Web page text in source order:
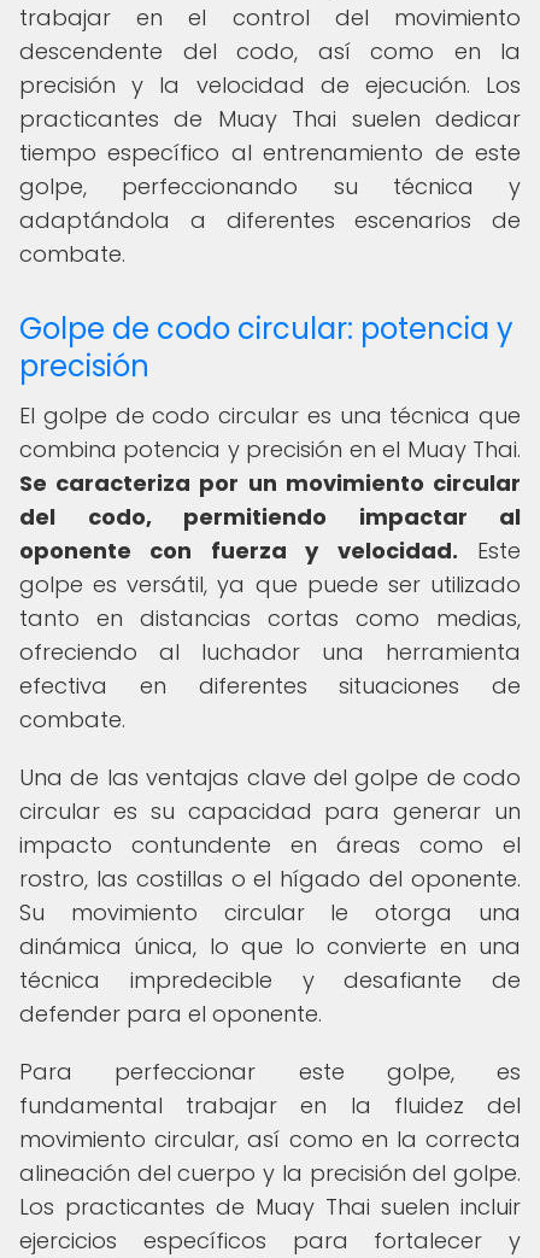
trabajar en el control del movimiento
descendente del codo, así como en la
precisión y la velocidad de ejecución. Los
practicantes de Muay Thai suelen dedicar
tiempo específico al entrenamiento de este
golpe, perfeccionando su técnica y
adaptándola a diferentes escenarios de
combate.
Golpe de codo circular: potencia y
precisión
El golpe de codo circular es una técnica que
combina potencia y precisión en el Muay Thai.
Se caracteriza por un movimiento circular
del codo, permitiendo impactar al
oponente con fuerza y velocidad. Este
golpe es versátil, ya que puede ser utilizado
tanto en distancias cortas como medias,
ofreciendo al luchador una herramienta
efectiva en diferentes situaciones de
combate.
Una de las ventajas clave del golpe de codo
circular es su capacidad para generar un
impacto contundente en áreas como el
rostro, las costillas o el hígado del oponente.
Su movimiento circular le otorga una
dinámica única, lo que lo convierte en una
técnica impredecible y desafiante de
defender para el oponente.
Para perfeccionar este golpe, es
fundamental trabajar en la fluidez del
movimiento circular, así como en la correcta
alineación del cuerpo y la precisión del golpe.
Los practicantes de Muay Thai suelen incluir
ejercicios específicos para fortalecer y